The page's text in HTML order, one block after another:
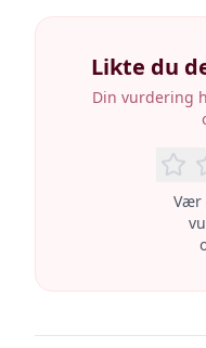
Likte du
Din vurdering
Vær